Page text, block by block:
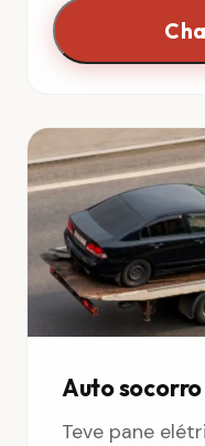
Auto
Teve pane